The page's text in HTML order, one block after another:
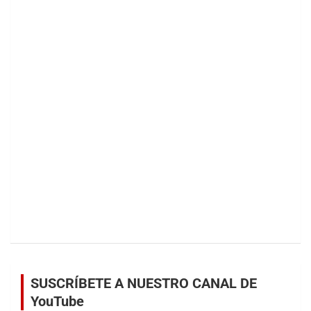
SUSCRÍBETE A NUESTRO CANAL DE
YouTube